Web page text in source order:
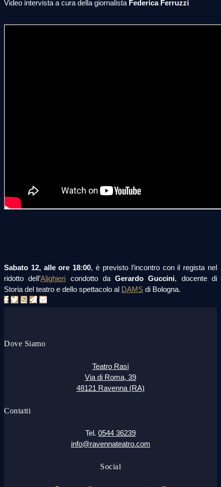
Video intervista a cura della giornalista Federica Ferruzzi
Sabato 12, alle ore 18:00, è previsto l’incontro con il regista nel
ridotto dell’Alighieri condotto daGerardo Guccini, docente di
Storia del teatro e dello spettacolo al DAMS di Bologna.
Dove Siamo
Teatro Rasi
Via di Roma, 39
48121 Ravenna (RA)
Contatti
Tel. 0544 36239
info@ravennateatro.com
Social